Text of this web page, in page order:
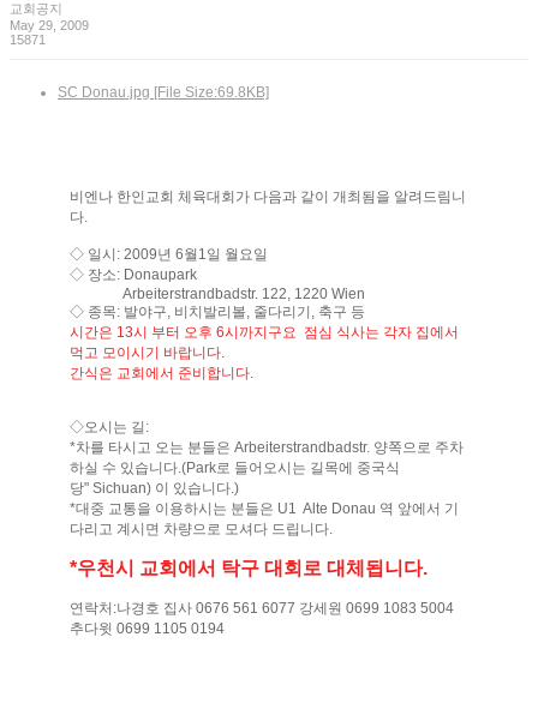
교회공지
May 29, 2009
15871
SC Donau.jpg [File Size:69.8KB]
비엔나 한인교회 체육대회가 다음과 같이 개최됨을 알려드림니
다.
◇ 일시: 2009년 6월1일 월요일
◇ 장소: Donaupark
Arbeiterstrandbadstr. 122, 1220 Wien
◇ 종목: 발야구, 비치발리볼, 줄다리기, 축구 등
시간은 13시 부터 오후 6시까지구요 점심 식사는 각자 집에서
먹고 모이시기 바랍니다.
간식은 교회에서 준비합니다.
◇오시는 길:
*차를 타시고 오는 분들은 Arbeiterstrandbadstr. 양쪽으로 주차
하실 수 있습니다.(Park로 들어오시는 길목에 중국식
당" Sichuan) 이 있습니다.)
*대중 교통을 이용하시는 분들은 U1 Alte Donau 역 앞에서 기
다리고 계시면 차량으로 모셔다 드립니다.
*우천시 교회에서 탁구 대회로 대체됩니다.
연락처:나경호 집사 0676 561 6077 강세원 0699 1083 5004
추다윗 0699 1105 0194